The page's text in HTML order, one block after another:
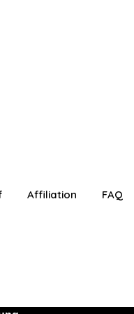
Affiliation FAQ